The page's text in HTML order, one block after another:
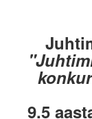
9.5